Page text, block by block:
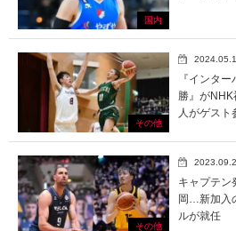
国内
その他
『インタ
勝』が
人がゲスト
その他
キャプテン
岡…新加入
ルが就任